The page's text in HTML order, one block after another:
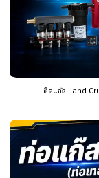
ติดแก๊ส Land